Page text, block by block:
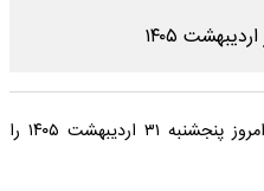
قیمت دلار، یورو، پوند و سایر ارز‌ها امروز پنجشنبه ۳۱ اردیبهشت ۱۴۰۵ را